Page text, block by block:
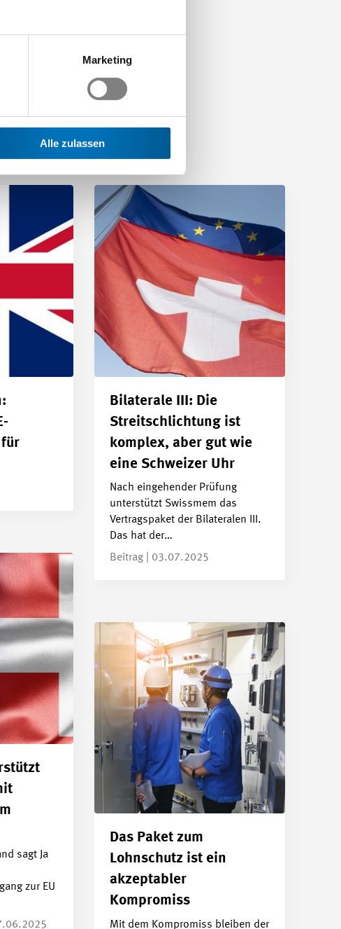
Marketing
Alle zulassen
für
Bilaterale III: Die
Streitschlichtung ist
komplex, aber gut wie
eine Schweizer Uhr
Nach eingehender Prüfung
unterstützt Swissmem das
Vertragspaket der Bilateralen III.
Das hat der…
Beitrag | 03.07.2025
sagt Ja
zur EU
Das Paket zum
Lohnschutz ist ein
akzeptabler
Kompromiss
Mit dem Kompromiss bleiben der